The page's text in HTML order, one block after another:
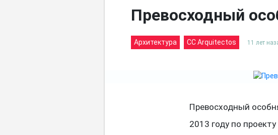
Превосходный
Архитектура CC Arquitectos 11 лет
Превосходный
2013 году по